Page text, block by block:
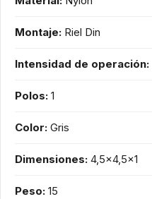
Montaje: Riel Din
Intensidad de operación:
Polos: 1
Color: Gris
Dimensiones: 4,5x4,5x1
Peso: 15